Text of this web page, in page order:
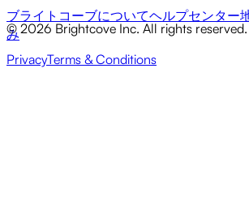
ブライトコーブについてヘルプセンター
み
© 2026 Brightcove Inc. All rights reserved.
PrivacyTerms & Conditions